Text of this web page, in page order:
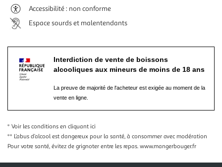
Accessibilité : non conforme
Espace sourds et malentendants
Interdiction de vente de boissons
alcooliques aux mineurs de moins de 18 ans
La preuve de majorité de l'acheteur est exigée au moment de la
vente en ligne.
* Voir les conditions en cliquant ici
** L’abus d’alcool est dangereux pour la santé, à consommer avec modération
Pour votre santé, évitez de grignoter entre les repas. www.mangerbouger.fr